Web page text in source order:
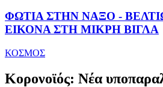
ΦΩΤΙΑ ΣΤΗΝ ΝΑΞΟ -
ΕΙΚΟΝΑ ΣΤΗ ΜΙΚΡΗ ΒΙΓΛΑ
ΚΟΣΜΟΣ
Κορονοϊός: Νέα